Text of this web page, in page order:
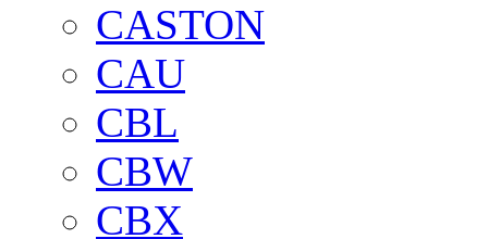
CASTON
CAU
CBL
CBW
CBX